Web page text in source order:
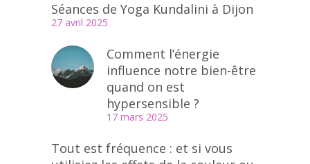
Séances de Yoga Kundalini à Dijon
27 avril 2025
Comment l’énergie
influence notre bien-être
quand on est
hypersensible ?
17 mars 2025
Tout est fréquence : et si vous